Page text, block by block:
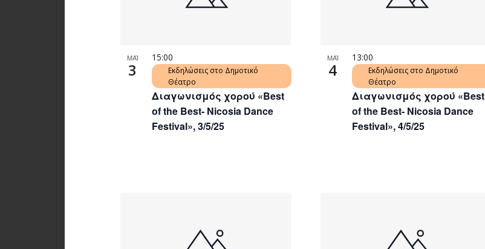
ΜΑΪ
3
Διαγωνισμός χορού «Best
of the Best- Nicosia Dance
Festival», 3/5/25
15:00
Εκδηλώσεις στο Δημοτικό
Θέατρο
ΜΑΪ
4
Διαγωνισμός χορού «Best
of the Best- Nicosia Dance
Festival», 4/5/25
13:00
Εκδηλώσεις στο Δημοτικό
Θέατρο